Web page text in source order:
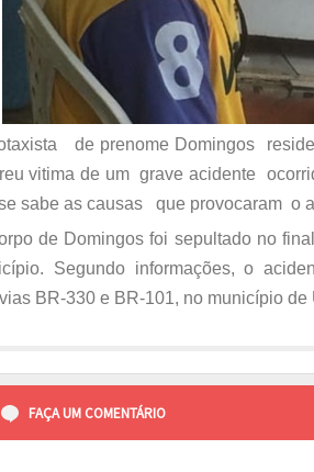
de prenome Domingos
vitima de um grave acidente
sabe as causas que provocaram o
de Domingos foi sepultado no
Segundo informações, o
BR-330 e BR-101, no município de
FAÇA UM COMENTÁRIO